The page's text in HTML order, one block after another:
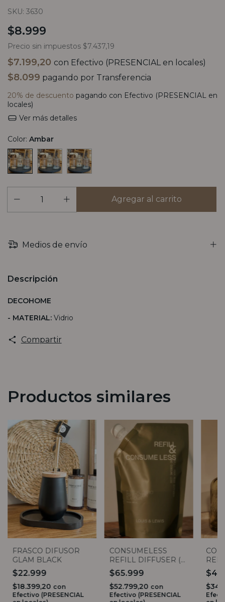
SKU: 3630
$8.999
Precio sin impuestos $7.437,19
$7.199,20 con Efectivo (PRESENCIAL en locales)
$8.099 pagando por Transferencia
20% de descuento pagando con Efectivo (PRESENCIAL en
locales)
Ver más detalles
Color: Ambar
Medios de envío
Descripción
DECOHOME
- MATERIAL: Vidrio
Compartir
Productos similares
FRASCO DIFUSOR
GLAM BLACK
$22.999
$18.399,20 con
Efectivo (PRESENCIAL
CONSUMELESS
REFILL DIFFUSER (6
aromas)
$65.999
$52.799,20 con
Efectivo (PRESENCIAL